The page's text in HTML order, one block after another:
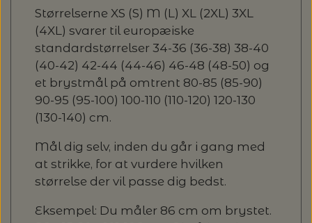
Størrelserne XS (S) M (L) XL (2XL) 3XL
(4XL) svarer til europæiske
standardstørrelser 34-36 (36-38) 38-40
(40-42) 42-44 (44-46) 46-48 (48-50) og
et brystmål på omtrent 80-85 (85-90)
90-95 (95-100) 100-110 (110-120) 120-130
(130-140) cm.
Mål dig selv, inden du går i gang med
at strikke, for at vurdere hvilken
størrelse der vil passe dig bedst.
Eksempel: Du måler 86 cm om brystet.